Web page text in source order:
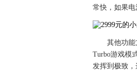
常快，如果电
其他功能
Turbo游戏模
发挥到极致，